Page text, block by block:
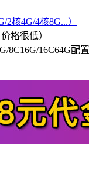
核4G/4核8G...）
格很低）
8C16G/16C64G配